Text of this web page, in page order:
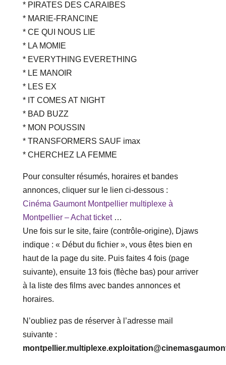
* PIRATES DES CARAIBES
* MARIE-FRANCINE
* CE QUI NOUS LIE
* LA MOMIE
* EVERYTHING EVERETHING
* LE MANOIR
* LES EX
* IT COMES AT NIGHT
* BAD BUZZ
* MON POUSSIN
* TRANSFORMERS SAUF imax
* CHERCHEZ LA FEMME
Pour consulter résumés, horaires et bandes
annonces, cliquer sur le lien ci-dessous :
Cinéma Gaumont Montpellier multiplexe à
Montpellier – Achat ticket…
Une fois sur le site, faire (contrôle-origine), Djaws
indique : « Début du fichier », vous êtes bien en
haut de la page du site. Puis faites 4 fois (page
suivante), ensuite 13 fois (flèche bas) pour arriver
à la liste des films avec bandes annonces et
horaires.
N’oubliez pas de réserver à l’adresse mail
suivante :